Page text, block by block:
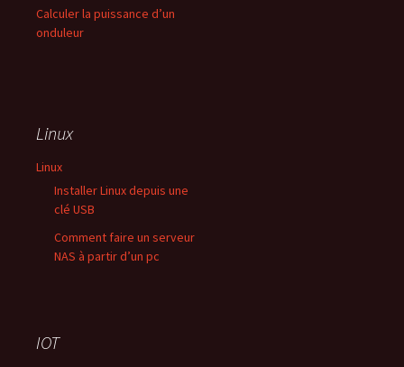
Calculer la puissance d’un
onduleur
Linux
Linux
Installer Linux depuis une
clé USB
Comment faire un serveur
NAS à partir d’un pc
IOT